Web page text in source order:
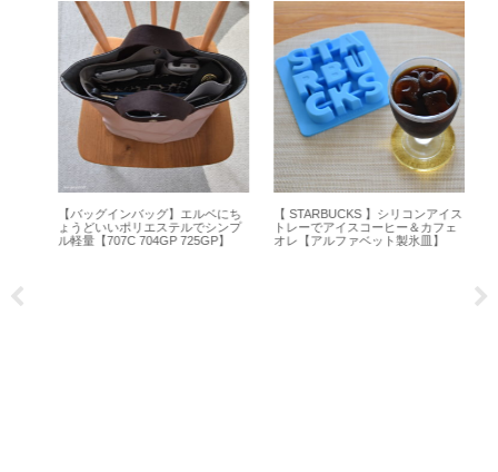
【バッグインバッグ】エルベにち
ょうどいいポリエステルでシンプ
ル軽量【707C 704GP 725GP】
【 STARBUCKS 】シリコンアイス
トレーでアイスコーヒー＆カフェ
オレ【アルファベット製氷皿】